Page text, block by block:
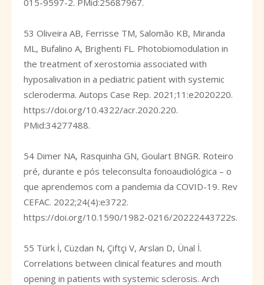
53 Oliveira AB, Ferrisse TM, Salomão KB, Miranda
ML, Bufalino A, Brighenti FL. Photobiomodulation in
the treatment of xerostomia associated with
hyposalivation in a pediatric patient with systemic
scleroderma. Autops Case Rep. 2021;11:e2020220.
https://doi.org/10.4322/acr.2020.220.
PMid:34277488.
54 Dimer NA, Rasquinha GN, Goulart BNGR. Roteiro
pré, durante e pós teleconsulta fonoaudiológica – o
que aprendemos com a pandemia da COVID-19. Rev
CEFAC. 2022;24(4):e3722.
https://doi.org/10.1590/1982-0216/20222443722s.
55 Türk İ, Cüzdan N, Çiftçi V, Arslan D, Ünal İ.
Correlations between clinical features and mouth
opening in patients with systemic sclerosis. Arch